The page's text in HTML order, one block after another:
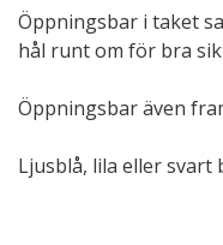
Öppningsbar i taket
hål runt om för bra
Öppningsbar även
Ljusblå, lila eller svart